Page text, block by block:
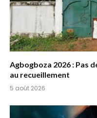
Agbogboza 2026 : Pas
au recueillement
5 août 2026